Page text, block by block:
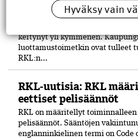
21-vuo­tiaana Petäjäskosken
johtokunnan puheenjohtaja.
kertynyt yli kymmenen.
luottamustoimetkin ovat tulleet
RKL:n...
RKL-uutisia: RKL
eettiset pelisäännöt
RKL on määritellyt
peli­säännöt. Sääntöjen
englanninkielinen termi on Code
Hyväksy vain